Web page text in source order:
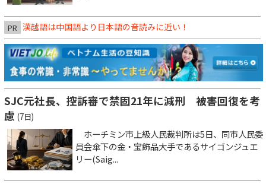
PR 漢越語は中国語より日本語の音読みに近い！
SJC元社長、控訴審で禁固21年に減刑 被害回復を考
慮 (7日)
ホーチミン市上級人民裁判所は5日、同市人民委
員会傘下の金・宝飾品大手であるサイゴンジュエ
リー(Saig...